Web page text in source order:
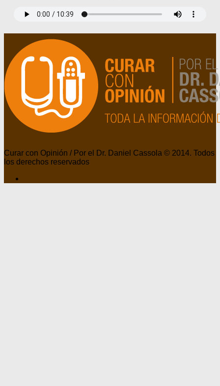
Curar con Opinión / Por el Dr. Daniel Cassola © 2014. Todos
los derechos reservados